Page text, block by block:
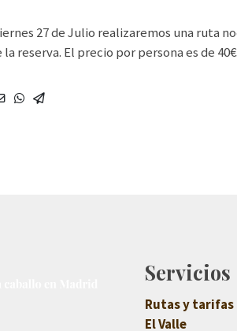
27 de Julio realizaremos una ruta
reserva. El precio por persona es de
Servicios
Rutas y tarifas
El Valle